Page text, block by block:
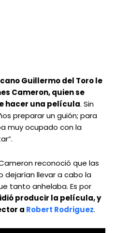
Guillermo del Toro le
Cameron, quien se
hacer una película. Sin
preparar un guión; para
muy ocupado con la
reconoció que las
dejarían llevar a cabo la
tanto anhelaba. Es por
producir la película, y
a Robert Rodriguez.